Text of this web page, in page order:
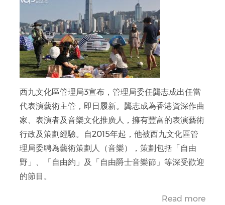
西九文化區管理局3宣布，管理局委任龔志成出任當
代表演藝術主管，即日履新。龔志成為香港資深作曲
家、表演者及音樂文化推廣人，擁有豐富的表演藝術
行政及策劃經驗。自2015年起，他被西九文化區管
理局委聘為藝術策劃人（音樂），策劃包括「自由
野」、「自由約」及「自由爵士音樂節」等深受歡迎
的節目。
Read more